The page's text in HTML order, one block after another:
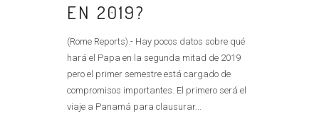
EN 2019?
(Rome Reports).- Hay pocos datos sobre qué
hará el Papa en la segunda mitad de 2019
pero el primer semestre está cargado de
compromisos importantes. El primero será el
viaje a Panamá para clausurar...